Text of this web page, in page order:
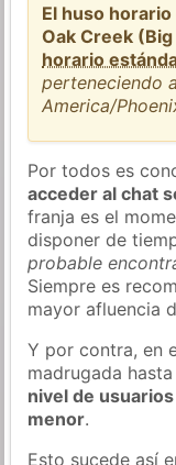
El huso
Oak Creek
horario
perteneciendo
America/
Por todos es
acceder al chat
franja es el
disponer de
probable
Siempre es
mayor afluencia
Y por contra, en
madrugada
nivel de
menor.
Esto sucede así